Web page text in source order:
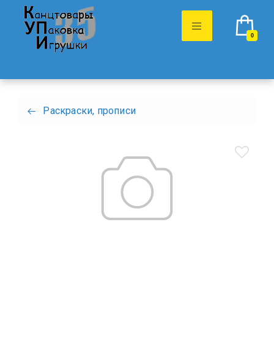
0
Раскраски, прописи